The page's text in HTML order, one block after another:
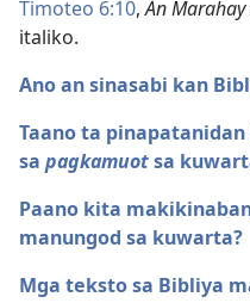
Timoteo 6:10,An
italiko.
Ano an sinasabi kan
Taano ta
sa pagkamuotsa
Paano kita
manungod sa kuwarta?
Mga teksto sa Bibliya